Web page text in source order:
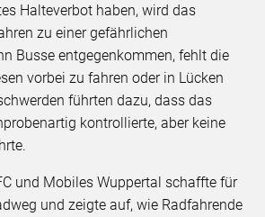
Halteverbot haben, wird das
zu einer gefährlichen
Busse entgegenkommen, fehlt die
vorbei zu fahren oder in Lücken
führten dazu, dass das
kontrollierte, aber keine
und Mobiles Wuppertal schaffte für
und zeigte auf, wie Radfahrende